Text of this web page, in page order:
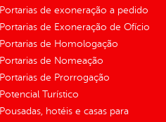
Portarias de exoneração a pedido
Portarias de Exoneração de Ofício
Portarias de Homologação
Portarias de Nomeação
Portarias de Prorrogação
Potencial Turístico
Pousadas, hotéis e casas para